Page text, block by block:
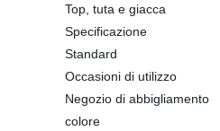
Top, tuta e giacca
Specificazione
Standard
Occasioni di utilizzo
Negozio di abbigliamento
colore